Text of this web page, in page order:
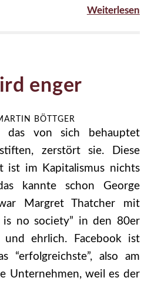
Weiterlesen
enger
BÖTTGER
das von sich behauptet
zerstört sie. Diese
ist im Kapitalismus nichts
kannte schon George
Margret Thatcher mit
is no society” in den 80er
und ehrlich. Facebook ist
“erfolgreichste”, also am
Unternehmen, weil es der